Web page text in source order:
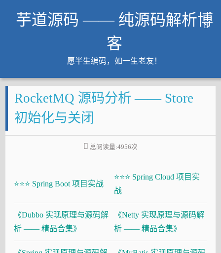
芋道源码 —— 纯源码解析博
客
愿半生编码，如一生老友！
文章
知识星球
Github
大厂面试必备
RocketMQ 源码分析 —— Store
初始化与关闭
总阅读量:4956次
⭐⭐⭐ Spring Boot 项目实战
⭐⭐⭐ Spring Cloud 项目实
战
《Dubbo 实现原理与源码解
析 —— 精品合集》
《Netty 实现原理与源码解
析 —— 精品合集》